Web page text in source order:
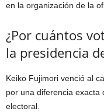
en la organización de la
¿Por cuántos
la presidencia
Keiko Fujimori venció al
por una diferencia exacta
electoral.